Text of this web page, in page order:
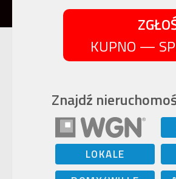
KUPNO —
Znajdź
LOKALE